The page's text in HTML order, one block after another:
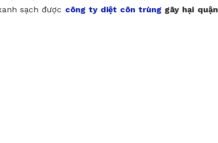
sạch được công ty diệt côn trùng gây hại quận